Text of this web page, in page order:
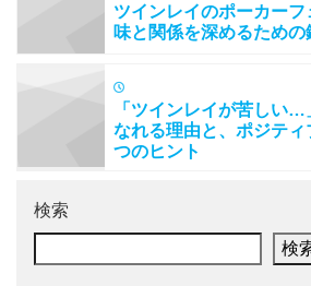
ツインレイのポーカー
味と関係を深めるため
「ツインレイが苦しい
なれる理由と、ポジテ
つのヒント
検索
検